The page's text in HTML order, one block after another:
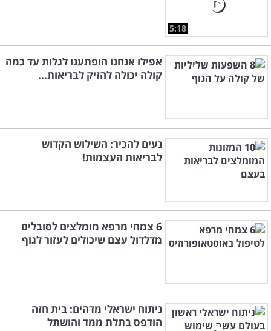
5:18
אפילו אנחנו הופתענו לגלות עד כמה
קולה יכולה להזיק לבריאות...
נעים להכיר: השילוש הקדוש
לבריאות העצמות!
6 צמחי מרפא מומלצים לסובלים
מדלדול עצם שיכולים לעזור לגוף
ניתוח ישראלי מדהים: בית חזה
הודפס בתלת ממד והושתל